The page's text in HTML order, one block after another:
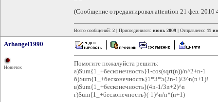
(Сообщение отредактировал attention 21 фев. 2010
Всего сообщений: 2 | Присоединился: июнь 2009 | Отправлено: 11
Arhangel1990
Новичок
Помогите пожалуйста решить:
а)Sum{1_+бесконечность}1-cos(sqrt(n))/n^2+n-1
б)Sum{1_+бесконечность}1*3*5(2n-1)/3^n(n+1)!
в)Sum{1_+бесконечность}(4n-1/3n+2)^n
г)Sum{1_+бесконечность}(-1)^n/n*(n+1)